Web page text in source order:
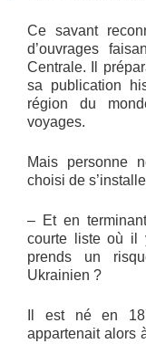
Ce savant
d’ouvrages
Centrale. Il
sa publication
région du
voyages.
Mais personne
choisi de
– Et en
courte liste où il
prends un
Ukrainien ?
Il est né en
appartenait alors